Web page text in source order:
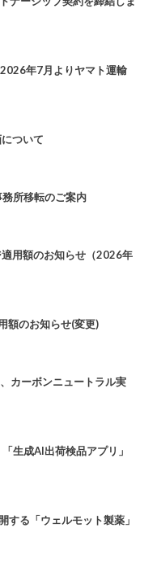
年7月よりヤマト運輸
ついて
所移転のご案内
用額のお知らせ（2026年
額のお知らせ(変更)
カーボンニュートラル実
生成AI出荷検品アプリ」
する「ウェルモット製薬」